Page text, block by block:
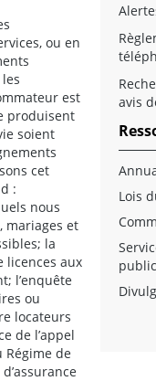
ou en
est
produisent
soient
cet
:
nous
mariages et
la
licences aux
l’enquête
ou
locateurs
de l’appel
Régime de
avis
Lois
public